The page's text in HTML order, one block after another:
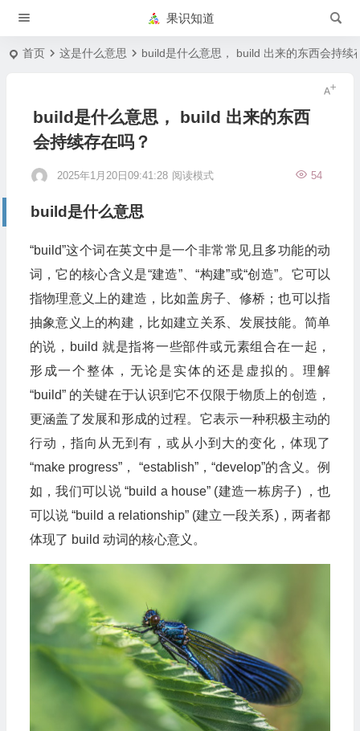
果识知道
首页 这是什么意思 build是什么意思， build 出来的东西会持续
build是什么意思， build 出来的东西
会持续存在吗？
2025年1月20日09:41:28 54
阅读模式
build是什么意思
“build”这个词在英文中是一个非常常见且多功能的动
词，它的核心含义是“建造”、“构建”或“创造”。它可以
指物理意义上的建造，比如盖房子、修桥；也可以指
抽象意义上的构建，比如建立关系、发展技能。简单
的说，build 就是指将一些部件或元素组合在一起，
形成一个整体，无论是实体的还是虚拟的。理解
“build” 的关键在于认识到它不仅限于物质上的创造，
更涵盖了发展和形成的过程。它表示一种积极主动的
行动，指向从无到有，或从小到大的变化，体现了
“make progress”， “establish”，“develop”的含义。例
如，我们可以说 “build a house” (建造一栋房子) ，也
可以说 “build a relationship” (建立一段关系)，两者都
体现了 build 动词的核心意义。